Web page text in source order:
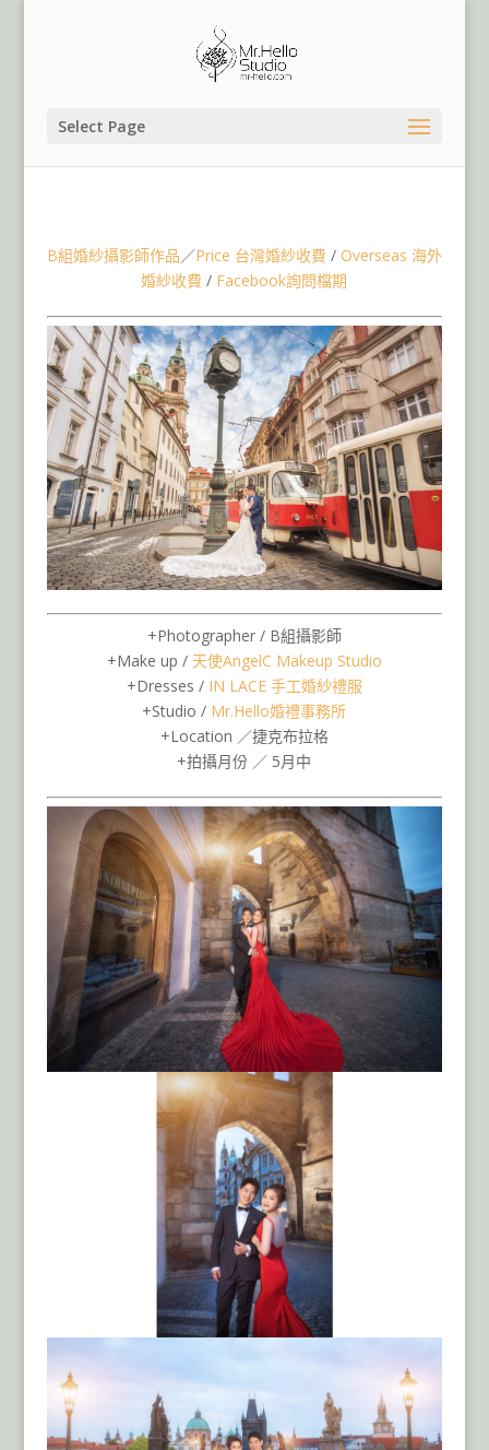
Select Page
B組婚紗攝影師作品／Price 台灣婚紗收費 / Overseas 海外
婚紗收費 / Facebook詢問檔期
+Photographer / B組攝影師
+Make up / 天使AngelC Makeup Studio
+Dresses / IN LACE 手工婚紗禮服
+Studio / Mr.Hello婚禮事務所
+Location ／捷克布拉格
+拍攝月份 ／ 5月中